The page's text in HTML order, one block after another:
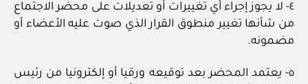
٤- لا يجوز إجراء أي تغييرات أو تعديلات على محضر الاجتماع
من شأنها تغيير منطوق القرار الذي صوت عليه الأعضاء أو
مضمونه.
٥- يعتمد المحضر بعد توقيعه ورقيا أو إلكترونيا من رئيس